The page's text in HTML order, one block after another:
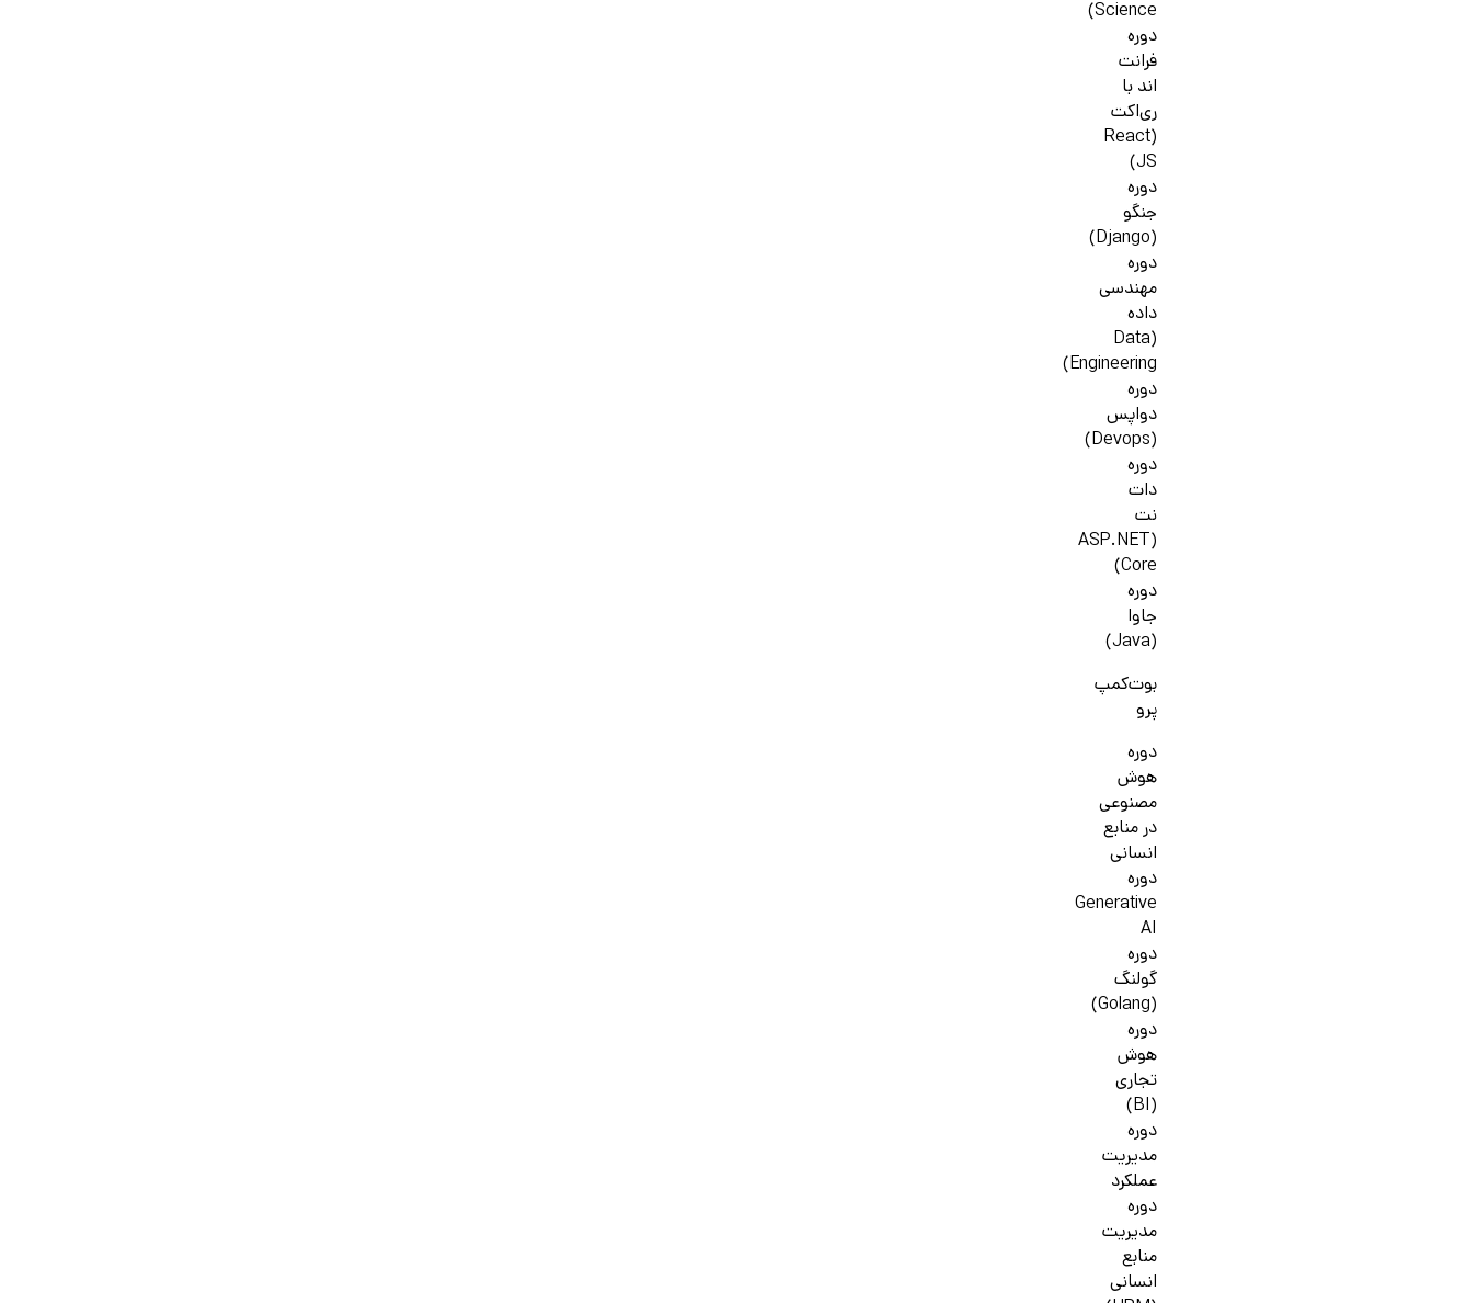
Science)
دوره
فرانت
اند با
ری‌اکت
(React
JS)
دوره
جنگو
(Django)
دوره
مهندسی
داده
(Data
Engineering)
دوره
دواپس
(Devops)
دوره
دات
نت
(ASP.NET
Core)
دوره
جاوا
(Java)
بوت‌کمپ
پرو
دوره
هوش
مصنوعی
در منابع
انسانی
دوره
Generative
AI
دوره
گولنگ
(Golang)
دوره
هوش
تجاری
(BI)
دوره
مدیریت
عملکرد
دوره
مدیریت
منابع
انسانی